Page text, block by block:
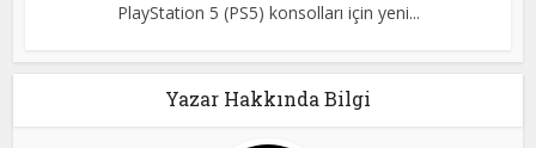
PlayStation 5 (PS5) konsolları için yeni...
Yazar Hakkında Bilgi